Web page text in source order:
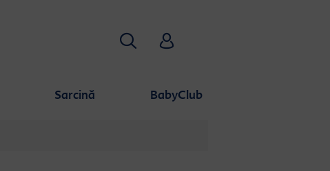
Sarcină BabyClub
CăutareHiPP Babyclub